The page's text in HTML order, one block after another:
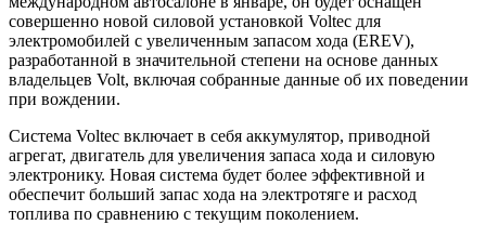
совершенно новой силовой установкой Voltec для
электромобилей с увеличенным запасом хода (EREV),
разработанной в значительной степени на основе данных
владельцев Volt, включая собранные данные об их поведении
при вождении.
Система Voltec включает в себя аккумулятор, приводной
агрегат, двигатель для увеличения запаса хода и силовую
электронику. Новая система будет более эффективной и
обеспечит больший запас хода на электротяге и расход
топлива по сравнению с текущим поколением.